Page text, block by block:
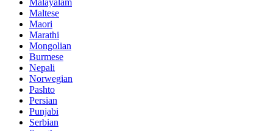
Malayalam
Maltese
Maori
Marathi
Mongolian
Burmese
Nepali
Norwegian
Pashto
Persian
Punjabi
Serbian